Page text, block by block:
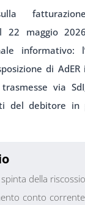
22 maggio
informativo:
di
via
del debitore in
della
conto